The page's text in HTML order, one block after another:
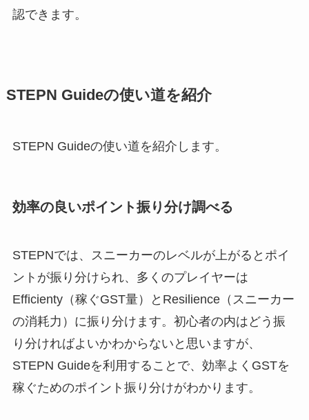
認できます。
STEPN Guideの使い道を紹介
STEPN Guideの使い道を紹介します。
効率の良いポイント振り分け調べる
STEPNでは、スニーカーのレベルが上がるとポイ
ントが振り分けられ、多くのプレイヤーは
Efficienty（稼ぐGST量）とResilience（スニーカー
の消耗力）に振り分けます。初心者の内はどう振
り分ければよいかわからないと思いますが、
STEPN Guideを利用することで、効率よくGSTを
稼ぐためのポイント振り分けがわかります。